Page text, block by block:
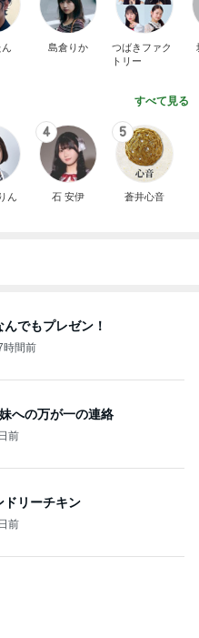
ん 島倉りか
つばきファク
トリー
すべて見る
ん
4
石 安伊
5
蒼井心音
でもプレゼン！
時間前
への万が一の連絡
前
ドリーチキン
前